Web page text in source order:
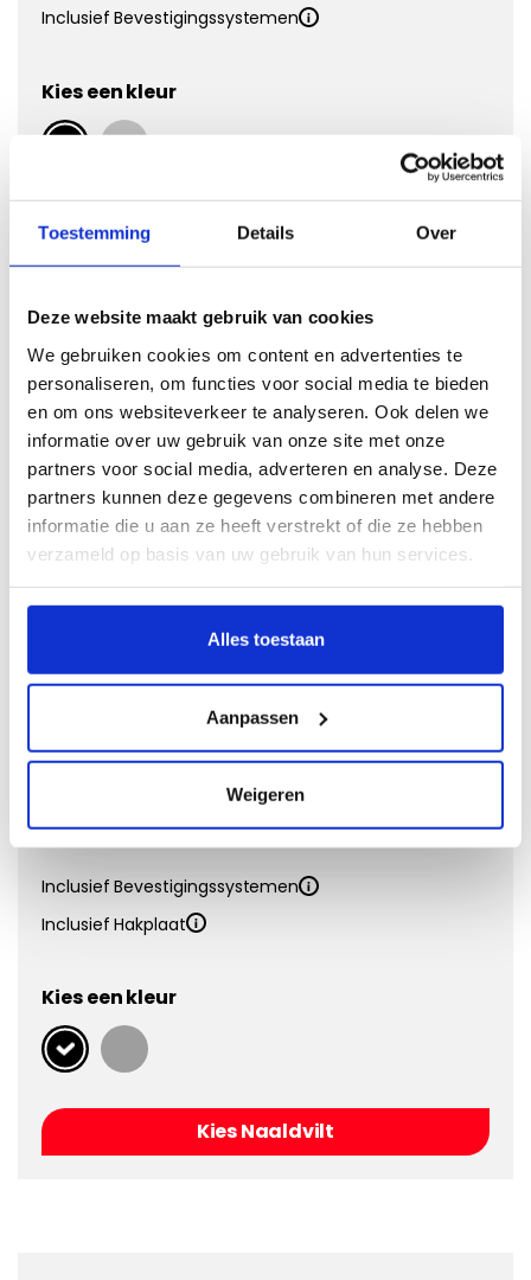
Toestemming Details Over
Deze website maakt gebruik van cookies
We gebruiken cookies om content en advertenties te
personaliseren, om functies voor social media te bieden
en om ons websiteverkeer te analyseren. Ook delen we
informatie over uw gebruik van onze site met onze
partners voor social media, adverteren en analyse. Deze
partners kunnen deze gegevens combineren met andere
informatie die u aan ze heeft verstrekt of die ze hebben
verzameld op basis van uw gebruik van hun services.
Alles toestaan
Aanpassen
Weigeren
Inclusief Bevestigingssystemen
Kies een kleur
Kies Velours Premium
Vergroten
Naaldvilt
Doeltreffend en voordelig
39,00
Materiaal
Polypropyleen
Antislip
Kwaliteit
Inclusief Bevestigingssystemen
Inclusief Hakplaat
Kies een kleur
Kies Naaldvilt